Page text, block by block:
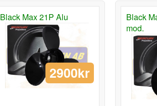
Black Max 21P Alu
2900kr
Black
mod.